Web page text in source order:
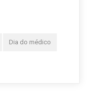
Dia do médico